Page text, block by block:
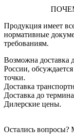
Продукция имеет
нормативные
требованиям.
Возможна доставка
России,
точки.
Доставка
Доставка до
Дилерские цены.
Остались вопросы?